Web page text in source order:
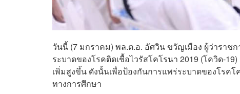
วันนี้ (7 มกราคม) พล.ต.อ. อัศวิน ขวัญเมือง ผู้ว่าราช
ระบาดของโรคติดเชื้อไวรัสโคโรนา 2019 (โควิด-
เพิ่มสูงขึ้น ดังนั้นเพื่อป้องกันการแพร่ระบาดของโรค
ทางการศึกษา